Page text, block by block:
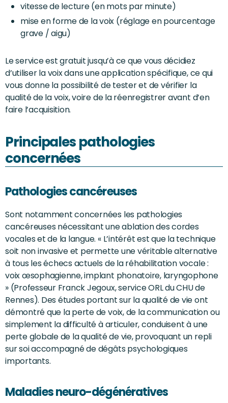
vitesse de lecture (en mots par minute)
mise en forme de la voix (réglage en pourcentage
grave / aigu)
Le service est gratuit jusqu’à ce que vous décidiez
d’utiliser la voix dans une application spécifique, ce qui
vous donne la possibilité de tester et de vérifier la
qualité de la voix, voire de la réenregistrer avant d’en
faire l’acquisition.
Principales pathologies
concernées
Pathologies cancéreuses
Sont notamment concernées les pathologies
cancéreuses nécessitant une ablation des cordes
vocales et de la langue. « L’intérêt est que la technique
soit non invasive et permette une véritable alternative
à tous les échecs actuels de la réhabilitation vocale :
voix œsophagienne, implant phonatoire, laryngophone
» (Professeur Franck Jegoux, service ORL du CHU de
Rennes). Des études portant sur la qualité de vie ont
démontré que la perte de voix, de la communication ou
simplement la difficulté à articuler, conduisent à une
perte globale de la qualité de vie, provoquant un repli
sur soi accompagné de dégâts psychologiques
importants.
Maladies neuro-dégénératives